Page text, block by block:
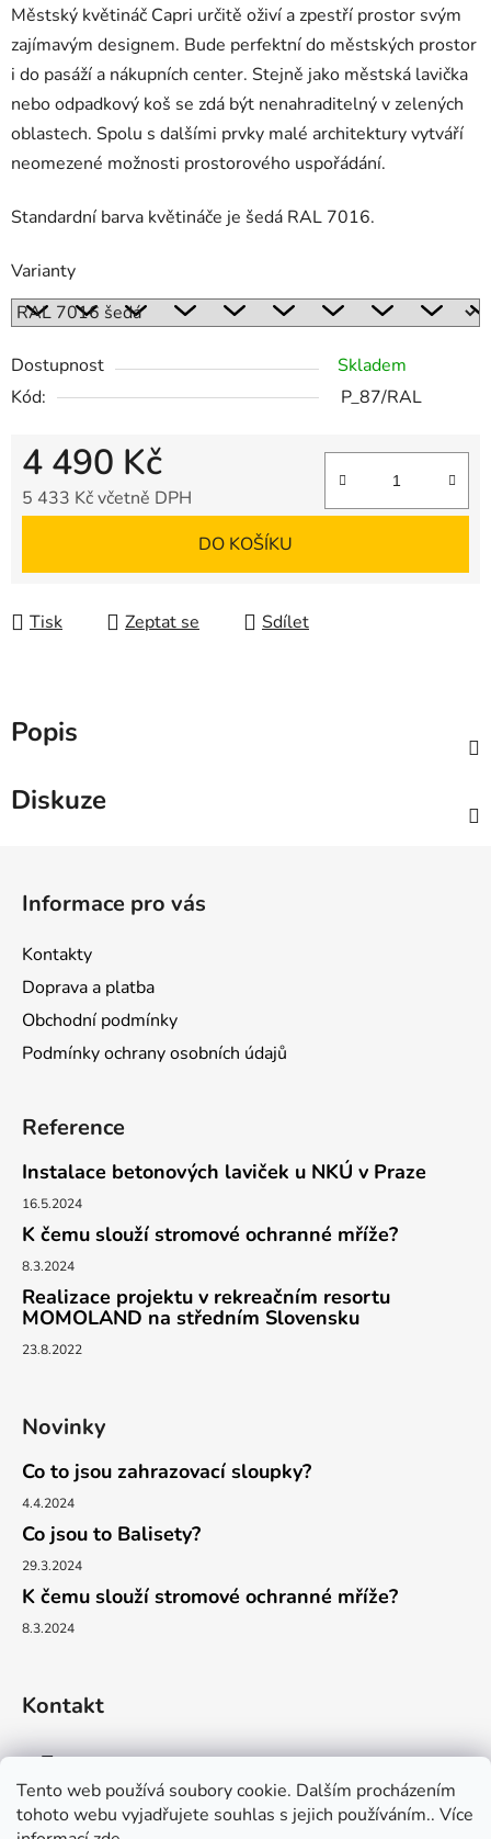
Tento web používá soubory cookie. Dalším procházením
tohoto webu vyjadřujete souhlas s jejich používáním.. Více
Městský květináč Capri určitě oživí a zpestří prostor svým
zajímavým designem. Bude perfektní do městských prostor
i do pasáží a nákupních center. Stejně jako městská lavička
nebo odpadkový koš se zdá být nenahraditelný v zelených
oblastech. Spolu s dalšími prvky malé architektury vytváří
neomezené možnosti prostorového uspořádání.
Standardní barva květináče je šedá RAL 7016.
Varianty
Dostupnost
Skladem
Kód:
P_87/RAL
4 490 Kč
5 433 Kč včetně DPH
DO KOŠÍKU
Tisk Zeptat se Sdílet
Popis
Diskuze
Informace pro vás
Kontakty
Doprava a platba
Obchodní podmínky
Podmínky ochrany osobních údajů
Reference
Instalace betonových laviček u NKÚ v Praze
16.5.2024
K čemu slouží stromové ochranné mříže?
8.3.2024
Realizace projektu v rekreačním resortu
MOMOLAND na středním Slovensku
23.8.2022
Novinky
Co to jsou zahrazovací sloupky?
4.4.2024
Co jsou to Balisety?
29.3.2024
K čemu slouží stromové ochranné mříže?
8.3.2024
Kontakt
info@proficity.cz
+420 731 379 531